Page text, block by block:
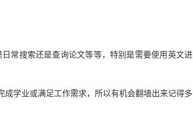
常搜索还是查询论文等等，特别是需要使用英文进
学业或满足工作需求，所以有机会翻墙出来记得多